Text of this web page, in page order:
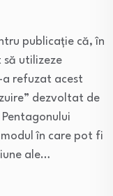
publicație că, în
să utilizeze
a refuzat acest
dezvoltat de
în care pot fi
ale…